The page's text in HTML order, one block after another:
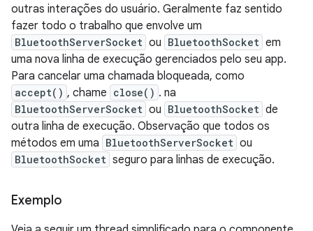
outras interações do usuário. Geralmente faz sentido
fazer todo o trabalho que envolve um
BluetoothServerSocket ou BluetoothSocket em
uma nova linha de execução gerenciados pelo seu app.
Para cancelar uma chamada bloqueada, como
accept() , chame close() . na
BluetoothServerSocket ou BluetoothSocket de
outra linha de execução. Observação que todos os
métodos em uma BluetoothServerSocket ou
BluetoothSocket seguro para linhas de execução.
Exemplo